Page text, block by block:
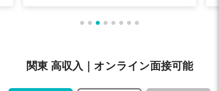
関東 高収入｜オンライン面接可能